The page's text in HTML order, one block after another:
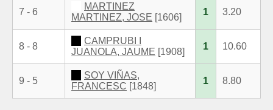
7 - 6
MARTINEZ
MARTINEZ, JOSE [1606]
1 3.20
8 - 8
CAMPRUBI I
JUANOLA, JAUME [1908]
1 10.60
9 - 5
SOY VIÑAS,
FRANCESC [1848]
1 8.80